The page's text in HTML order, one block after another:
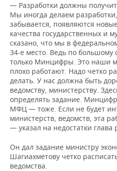
— Разработки должны
Мы иногда делаем
забывается, появляются
качества государственных и
сказано, что мы в
34-е место. Ведь по
только Минцифры. Это наши
плохо работают. Надо четко
делать. У нас должна быть
ведомству, министерству.
определять задание.
МФЦ — тоже. Если не будет
министерств, ведомств, эта
— указал на недостатки глава
Он дал задание министру
Шагиахметову четко
ведомства.